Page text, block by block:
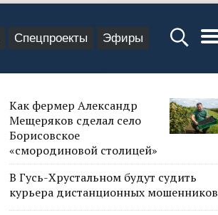
Спецпроекты Эфиры
Как фермер Александр
Мещеряков сделал село
Борисовское
«смородиновой столицей»
В Гусь-Хрустальном будут судить
курьера дистанционных мошенников